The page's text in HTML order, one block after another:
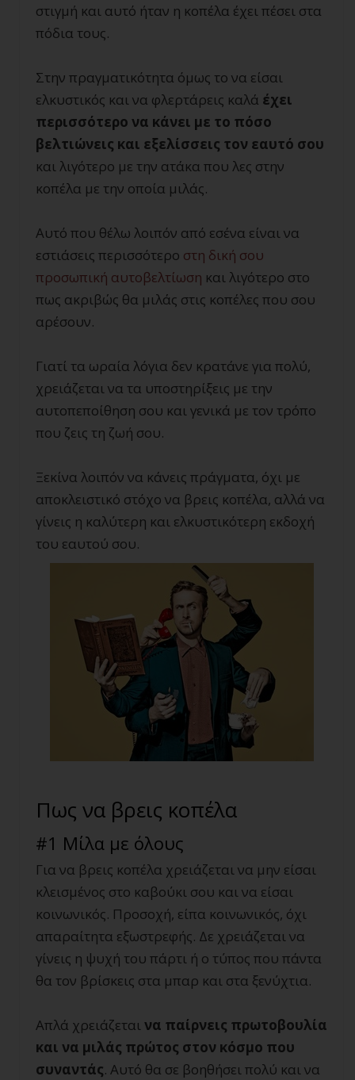
στιγμή και αυτό ήταν η κοπέλα έχει πέσει στα
πόδια τους.
Στην πραγματικότητα όμως το να είσαι
ελκυστικός και να φλερτάρεις καλά έχει
περισσότερο να κάνει με το πόσο
βελτιώνεις και εξελίσσεις τον εαυτό σου
και λιγότερο με την ατάκα που λες στην
κοπέλα με την οποία μιλάς.
Αυτό που θέλω λοιπόν από εσένα είναι να
εστιάσεις περισσότερο στη δική σου
προσωπική αυτοβελτίωση και λιγότερο στο
πως ακριβώς θα μιλάς στις κοπέλες που σου
αρέσουν.
Γιατί τα ωραία λόγια δεν κρατάνε για πολύ,
χρειάζεται να τα υποστηρίξεις με την
αυτοπεποίθηση σου και γενικά με τον τρόπο
που ζεις τη ζωή σου.
Ξεκίνα λοιπόν να κάνεις πράγματα, όχι με
αποκλειστικό στόχο να βρεις κοπέλα, αλλά να
γίνεις η καλύτερη και ελκυστικότερη εκδοχή
του εαυτού σου.
Πως να βρεις κοπέλα
#1 Μίλα με όλους
Για να βρεις κοπέλα χρειάζεται να μην είσαι
κλεισμένος στο καβούκι σου και να είσαι
κοινωνικός. Προσοχή, είπα κοινωνικός, όχι
απαραίτητα εξωστρεφής. Δε χρειάζεται να
γίνεις η ψυχή του πάρτι ή ο τύπος που πάντα
θα τον βρίσκεις στα μπαρ και στα ξενύχτια.
Απλά χρειάζεταινα παίρνεις πρωτοβουλία
και να μιλάς πρώτος στον κόσμο που
συναντάς. Αυτό θα σε βοηθήσει πολύ και να